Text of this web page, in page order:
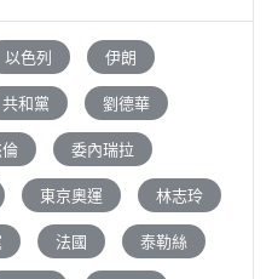
以色列 伊朗
共和黨 劉德華
倫 委內瑞拉
東京奧運 林志玲
法國 泰勒絲